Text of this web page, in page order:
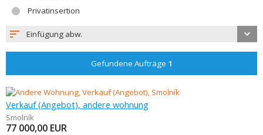
Privatinsertion
Einfügung abw.
Gefundene Aufträge 1
Verkauf (Angebot), andere wohnung
Smolník
77 000,00 EUR